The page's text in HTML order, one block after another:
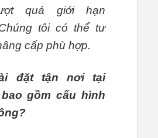
quá giới hạn
tôi có thể tư
cấp phù hợp.
đặt tận nơi tại
bao gồm cấu hình